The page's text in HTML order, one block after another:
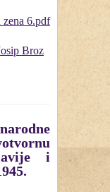
Broz
i